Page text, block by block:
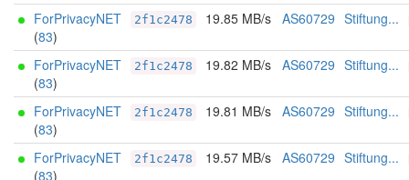
ForPrivacyNET
(83)
2f1c2478 19.85 MB/s AS60729 Stiftung...
ForPrivacyNET
(83)
2f1c2478 19.82 MB/s AS60729 Stiftung...
ForPrivacyNET
(83)
2f1c2478 19.81 MB/s AS60729 Stiftung...
ForPrivacyNET
(83)
2f1c2478 19.57 MB/s AS60729 Stiftung...